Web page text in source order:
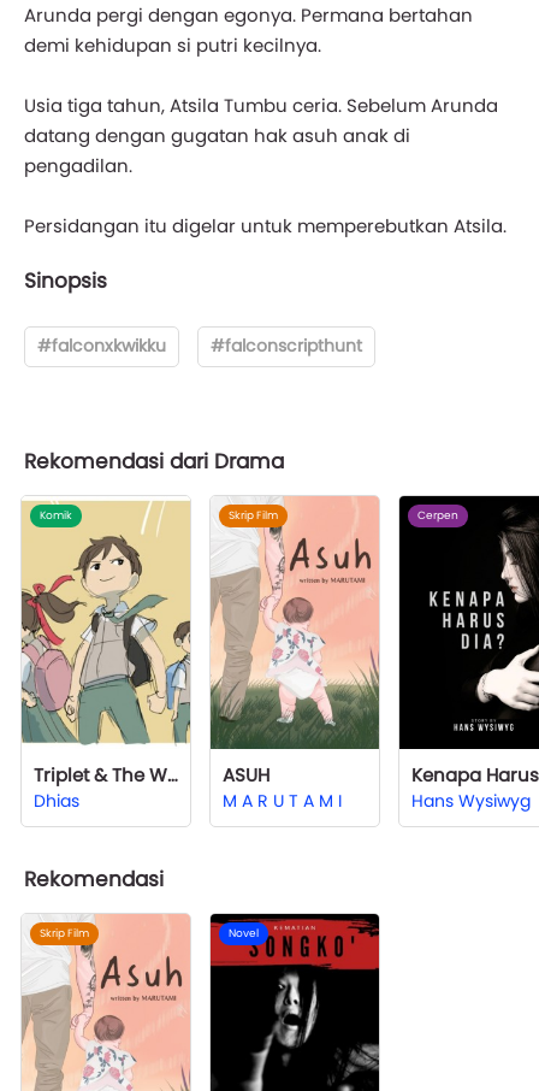
Arunda pergi dengan egonya. Permana bertahan
demi kehidupan si putri kecilnya.
Usia tiga tahun, Atsila Tumbu ceria. Sebelum Arunda
datang dengan gugatan hak asuh anak di
pengadilan.
Persidangan itu digelar untuk memperebutkan Atsila.
Sinopsis
#falconxkwikku #falconscripthunt
Rekomendasi dari Drama
Komik
Triplet & The Weird School
Dhias
Skrip Film
ASUH
M A R U T A M I
Cerpen
Hans Wysiwyg
Rekomendasi
Skrip Film Novel